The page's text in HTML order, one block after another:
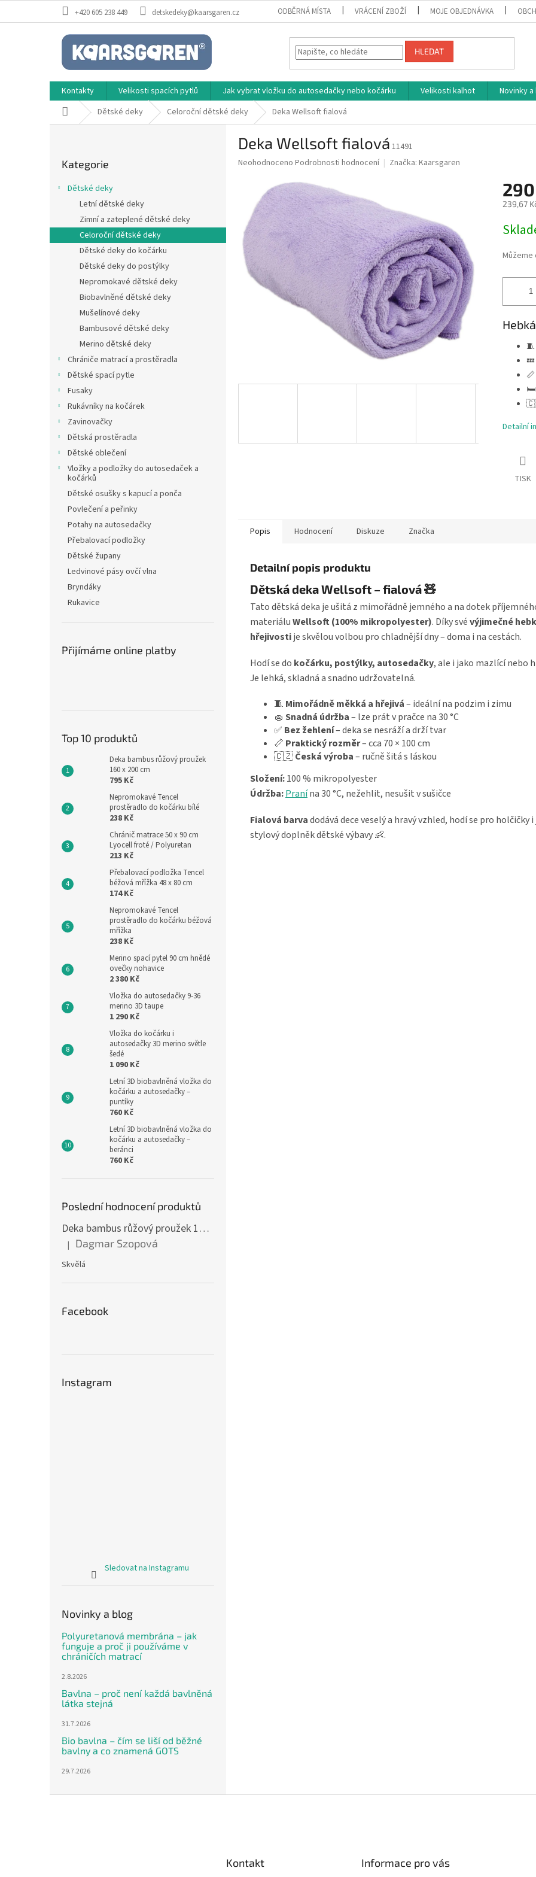
+420 605 238 449 detskedeky@kaarsgaren.cz ODBĚRNÁ MÍSTA VRÁCENÍ ZBOŽÍ MOJE OBJEDNÁVKA
HLEDAT
Kontakty Velikosti spacích pytlů Jak vybrat vložku do autosedačky nebo kočárku Velikosti kalhot
Novinky
Domů Dětské deky Celoroční dětské deky Deka Wellsoft fialová
kategorie
Kategorie
Dětské deky
Letní dětské deky
Zimní a zateplené dětské deky
Celoroční dětské deky
Dětské deky do kočárku
Dětské deky do postýlky
Nepromokavé dětské deky
Biobavlněné dětské deky
Mušelínové deky
Bambusové dětské deky
Merino dětské deky
Chrániče matrací a prostěradla
Dětské spací pytle
Fusaky
Rukávníky na kočárek
Zavinovačky
Dětská prostěradla
Dětské oblečení
Vložky a podložky do autosedaček a
kočárků
Dětské osušky s kapucí a ponča
Povlečení a peřinky
Potahy na autosedačky
Přebalovací podložky
Dětské župany
Ledvinové pásy ovčí vlna
Bryndáky
Rukavice
Přijímáme online platby
Top 10 produktů
Deka bambus růžový proužek
160 x 200 cm
795 Kč
Nepromokavé Tencel
prostěradlo do kočárku bílé
238 Kč
Chránič matrace 50 x 90 cm
Lyocell froté / Polyuretan
213 Kč
Přebalovací podložka Tencel
béžová mřížka 48 x 80 cm
174 Kč
Nepromokavé Tencel
prostěradlo do kočárku béžová
mřížka
238 Kč
Merino spací pytel 90 cm hnědé
ovečky nohavice
2 380 Kč
Vložka do autosedačky 9-36
merino 3D taupe
1 290 Kč
Vložka do kočárku i
autosedačky 3D merino světle
šedé
1 090 Kč
Letní 3D biobavlněná vložka do
kočárku a autosedačky –
puntíky
760 Kč
Letní 3D biobavlněná vložka do
kočárku a autosedačky –
beránci
760 Kč
Poslední hodnocení produktů
Deka bambus růžový proužek 160 x 200 cm
Hodnocení produktu je 5 z 5 hvězdiček.
| Dagmar Szopová
Skvělá
Facebook
Instagram
Sledovat na Instagramu
Novinky a blog
Polyuretanová membrána – jak
funguje a proč ji používáme v
chráničích matrací
2.8.2026
Bavlna – proč není každá bavlněná
látka stejná
31.7.2026
Bio bavlna – čím se liší od běžné
bavlny a co znamená GOTS
29.7.2026
Deka Wellsoft fialová 11491
Průměrné
hvězdiček.
Neohodnoceno Podrobnosti hodnocení Značka: Kaarsgaren
239,67
cena:
🛏️
Detailní
TISK
Popis Hodnocení Diskuze Značka
Detailní popis produktu
Dětská deka Wellsoft – fialová 🧸
Tato dětská deka je ušitá z mimořádně jemného a na dotek
materiáluWellsoft (100% mikropolyester). Díky svévýjimečné
hřejivostije skvělou volbou pro chladnější dny – doma i na cestách.
Hodí se do kočárku, postýlky, autosedačky, ale i jako mazlící nebo
Je lehká, skladná a snadno udržovatelná.
🧵 Mimořádně měkká a hřejivá– ideální na podzim i zimu
🧽 Snadná údržba– lze prát v pračce na 30 °C
✅ Bez žehlení– deka se nesráží a drží tvar
📏 Praktický rozměr– cca 70 × 100 cm
🇨🇿Česká výroba– ručně šitá s láskou
Složení:100 % mikropolyester
Údržba:Pranína 30 °C, nežehlit, nesušit v sušičce
Fialová barvadodává dece veselý a hravý vzhled, hodí se pro holčičky
stylový doplněk dětské výbavy 👶.
Kontakt Informace pro vás